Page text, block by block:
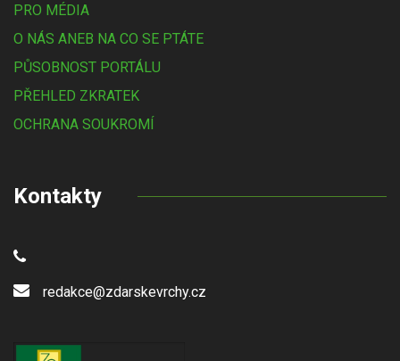
PRO MÉDIA
O NÁS ANEB NA CO SE PTÁTE
PŮSOBNOST PORTÁLU
PŘEHLED ZKRATEK
OCHRANA SOUKROMÍ
Kontakty
redakce@zdarskevrchy.cz